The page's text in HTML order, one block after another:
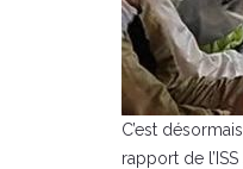
C’est
rapport de